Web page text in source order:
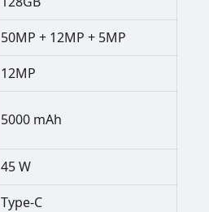
50MP + 12MP + 5MP
12MP
5000 mAh
45 W
Type-C